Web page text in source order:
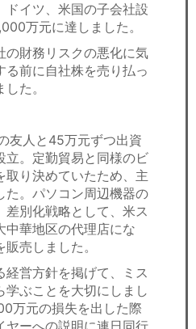
ドイツ、米国の子会社設
万元に達しました。
財務リスクの悪化に気
る前に自社株を売り払っ
た。
友人と45万元ずつ出資
立。定勤貿易と同様のビ
取り決めていたため、主
た。パソコン周辺機器の
差別化戦略として、米ス
中華地区の代理店にな
売しました。
営方針を掲げて、ミス
学ぶことを大切にしまし
万元の損失を出した際
ヤーへの説明に連日同行